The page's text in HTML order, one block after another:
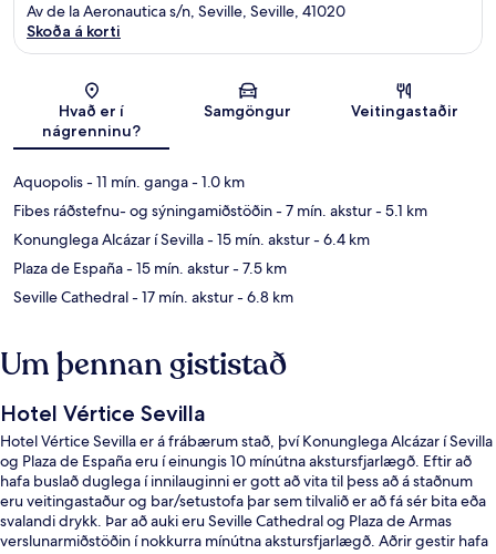
Kort
Av de la Aeronautica s/n, Seville, Seville, 41020
Skoða á korti
Hvað er í
nágrenninu?
Samgöngur Veitingastaðir
Aquopolis- 11 mín. ganga- 1.0 km
Fibes ráðstefnu- og sýningamiðstöðin- 7 mín. akstur- 5.1 km
Konunglega Alcázar í Sevilla- 15 mín. akstur- 6.4 km
Plaza de España- 15 mín. akstur- 7.5 km
Seville Cathedral- 17 mín. akstur- 6.8 km
Um þennan gististað
Hotel Vértice Sevilla
Hotel Vértice Sevilla er á frábærum stað, því Konunglega Alcázar í Sevilla
og Plaza de España eru í einungis 10 mínútna akstursfjarlægð. Eftir að
hafa buslað duglega í innilauginni er gott að vita til þess að á staðnum
eru veitingastaður og bar/setustofa þar sem tilvalið er að fá sér bita eða
svalandi drykk. Þar að auki eru Seville Cathedral og Plaza de Armas
verslunarmiðstöðin í nokkurra mínútna akstursfjarlægð. Aðrir gestir hafa